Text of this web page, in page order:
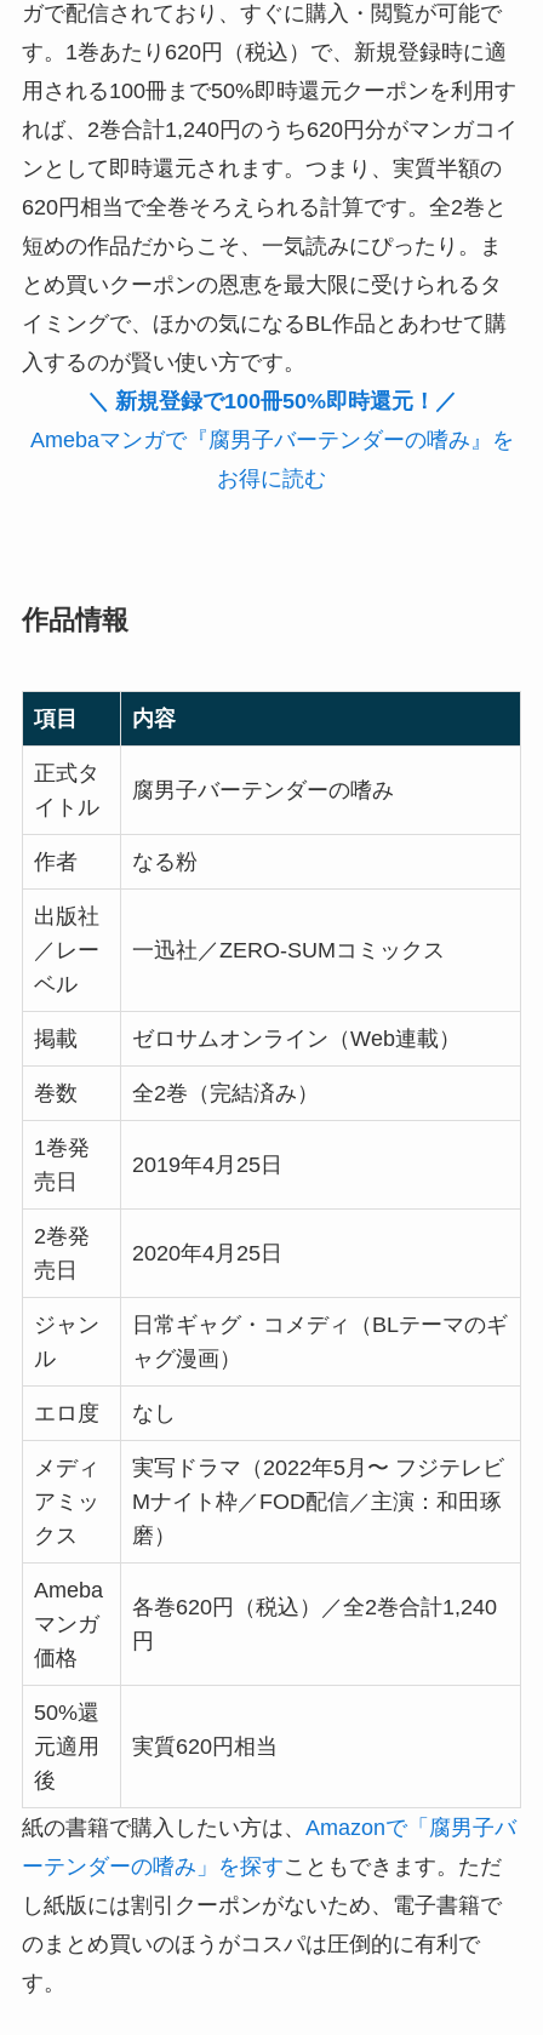
ガで配信されており、すぐに購入・閲覧が可能で
す。1巻あたり620円（税込）で、新規登録時に適
用される100冊まで50%即時還元クーポンを利用す
れば、2巻合計1,240円のうち620円分がマンガコイ
ンとして即時還元されます。つまり、実質半額の
620円相当で全巻そろえられる計算です。全2巻と
短めの作品だからこそ、一気読みにぴったり。ま
とめ買いクーポンの恩恵を最大限に受けられるタ
イミングで、ほかの気になるBL作品とあわせて購
入するのが賢い使い方です。
＼ 新規登録で100冊50%即時還元！／
Amebaマンガで『腐男子バーテンダーの嗜み』を
お得に読む
作品情報
項目 内容
正式タ
イトル
腐男子バーテンダーの嗜み
作者 なる粉
出版社
／レー
ベル
一迅社／ZERO-SUMコミックス
掲載 ゼロサムオンライン（Web連載）
巻数 全2巻（完結済み）
1巻発
売日
2019年4月25日
2巻発
売日
2020年4月25日
ジャン
ル
日常ギャグ・コメディ（BLテーマのギ
ャグ漫画）
エロ度 なし
メディ
アミッ
クス
実写ドラマ（2022年5月〜 フジテレビ
Mナイト枠／FOD配信／主演：和田琢
磨）
Ameba
マンガ
価格
各巻620円（税込）／全2巻合計1,240
円
50%還
元適用
後
実質620円相当
紙の書籍で購入したい方は、 Amazonで「腐男子バ
ーテンダーの嗜み」を探すこともできます。ただ
し紙版には割引クーポンがないため、電子書籍で
のまとめ買いのほうがコスパは圧倒的に有利で
す。